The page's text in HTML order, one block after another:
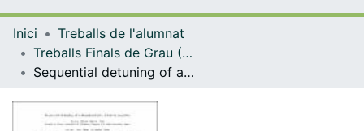
Navega per tot el DD
Com publicar
Inici
Treballs de l'alumnat
Treballs Finals de Grau (TFG) - Física
Sequential detuning of a drumhead with a lock-in amplifier